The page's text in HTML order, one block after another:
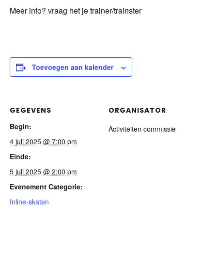
Meer info? vraag het je trainer/trainster
Toevoegen aan kalender
GEGEVENS
Begin:
4 juli 2025 @ 7:00 pm
Einde:
5 juli 2025 @ 2:00 pm
Evenement Categorie:
Inline-skaten
ORGANISATOR
Activiteiten commissie